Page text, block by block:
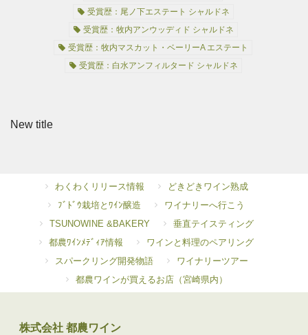
受賞歴：尾ノ下エステート シャルドネ
受賞歴：牧内アンウッディド シャルドネ
受賞歴：牧内マスカット・ベーリーA エステート
受賞歴：白水アンフィルタード シャルドネ
New title
わくわくリリース情報
どきどきワイン熟成
ﾌﾞﾄﾞｳ栽培とﾜｲﾝ醸造
ワイナリーへ行こう
TSUNOWINE &BAKERY
垂直テイスティング
都農ﾜｲﾝﾒﾃﾞｨｱ情報
ワインと料理のペアリング
スパークリング開発物語
ワイナリーツアー
都農ワインが買えるお店（宮崎県内）
株式会社 都農ワイン